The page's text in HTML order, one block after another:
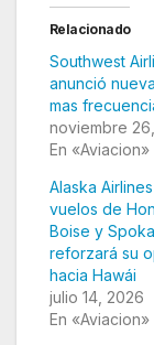
Relacionado
Southwest
anunció
mas
noviembre
En «Aviacion»
Alaska
vuelos de
Boise y
reforzará su
hacia Hawái
julio 14, 2026
En «Aviacion»